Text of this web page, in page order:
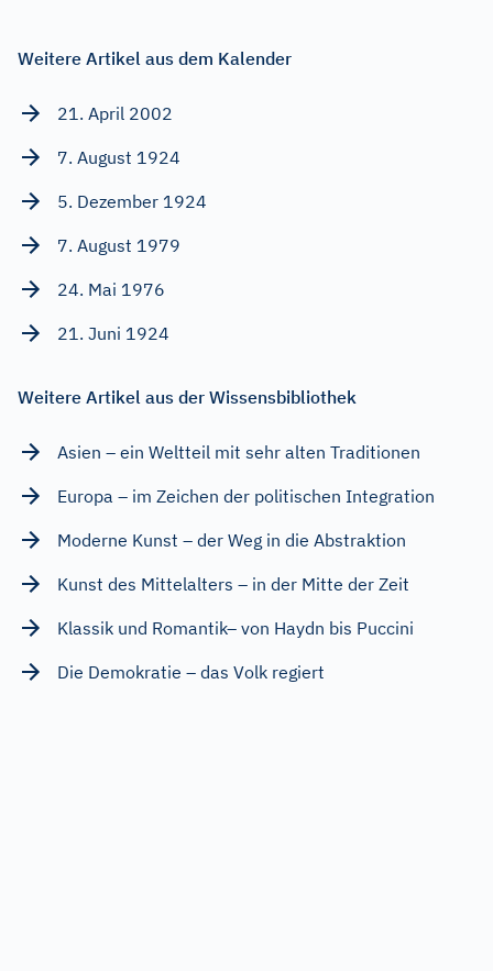
Weitere Artikel aus dem Kalender
21. April 2002
7. August 1924
5. Dezember 1924
7. August 1979
24. Mai 1976
21. Juni 1924
Weitere Artikel aus der Wissensbibliothek
Asien – ein Weltteil mit sehr alten Traditionen
Europa – im Zeichen der politischen Integration
Moderne Kunst – der Weg in die Abstraktion
Kunst des Mittelalters – in der Mitte der Zeit
Klassik und Romantik– von Haydn bis Puccini
Die Demokratie – das Volk regiert